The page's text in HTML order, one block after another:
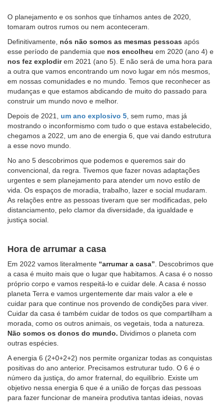
O planejamento e os sonhos que tínhamos antes de 2020,
tomaram outros rumos ou nem aconteceram.
Definitivamente, nós não somos as mesmas pessoas após
esse período de pandemia que nos encolheu em 2020 (ano 4) e
nos fez explodirem 2021 (ano 5). E não será de uma hora para
a outra que vamos encontrando um novo lugar em nós mesmos,
em nossas comunidades e no mundo. Temos que reconhecer as
mudanças e que estamos abdicando de muito do passado para
construir um mundo novo e melhor.
Depois de 2021, um ano explosivo 5 , sem rumo, mas já
mostrando o inconformismo com tudo o que estava estabelecido,
chegamos a 2022, um ano de energia 6, que vai dando estrutura
a esse novo mundo.
No ano 5 descobrimos que podemos e queremos sair do
convencional, da regra. Tivemos que fazer novas adaptações
urgentes e sem planejamento para atender um novo estilo de
vida. Os espaços de moradia, trabalho, lazer e social mudaram.
As relações entre as pessoas tiveram que ser modificadas, pelo
distanciamento, pelo clamor da diversidade, da igualdade e
justiça social.
Hora de arrumar a casa
Em 2022 vamos literalmente “arrumar a casa” . Descobrimos que
a casa é muito mais que o lugar que habitamos. A casa é o nosso
próprio corpo e vamos respeitá-lo e cuidar dele. A casa é nosso
planeta Terra e vamos urgentemente dar mais valor a ele e
cuidar para que continue nos provendo de condições para viver.
Cuidar da casa é também cuidar de todos os que compartilham a
morada, como os outros animais, os vegetais, toda a natureza.
Não somos os donos do mundo. Dividimos o planeta com
outras espécies.
A energia 6 (2+0+2+2) nos permite organizar todas as conquistas
positivas do ano anterior. Precisamos estruturar tudo. O 6 é o
número da justiça, do amor fraternal, do equilíbrio. Existe um
objetivo nessa energia 6 que é a união de forças das pessoas
para fazer funcionar de maneira produtiva tantas ideias, novas